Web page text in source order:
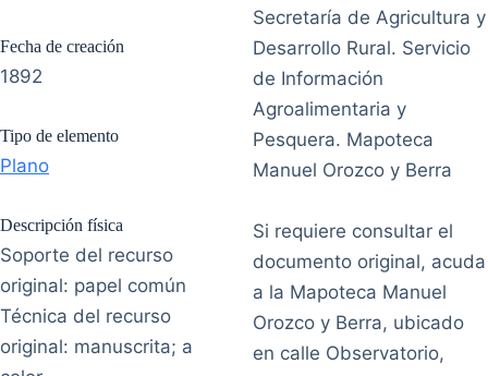
Fecha de creación
1892
Tipo de elemento
Plano
Descripción física
Soporte del recurso
original: papel común
Técnica del recurso
original: manuscrita; a
Secretaría de Agricultura y
Desarrollo Rural. Servicio
de Información
Agroalimentaria y
Pesquera. Mapoteca
Manuel Orozco y Berra
Si requiere consultar el
documento original, acuda
a la Mapoteca Manuel
Orozco y Berra, ubicado
en calle Observatorio,